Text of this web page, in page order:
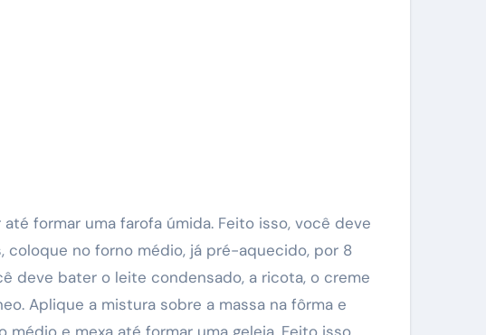
formar uma farofa úmida. Feito isso, você deve
coloque no forno médio, já pré-aquecido, por 8
deve bater o leite condensado, a ricota, o creme
Aplique a mistura sobre a massa na fôrma e